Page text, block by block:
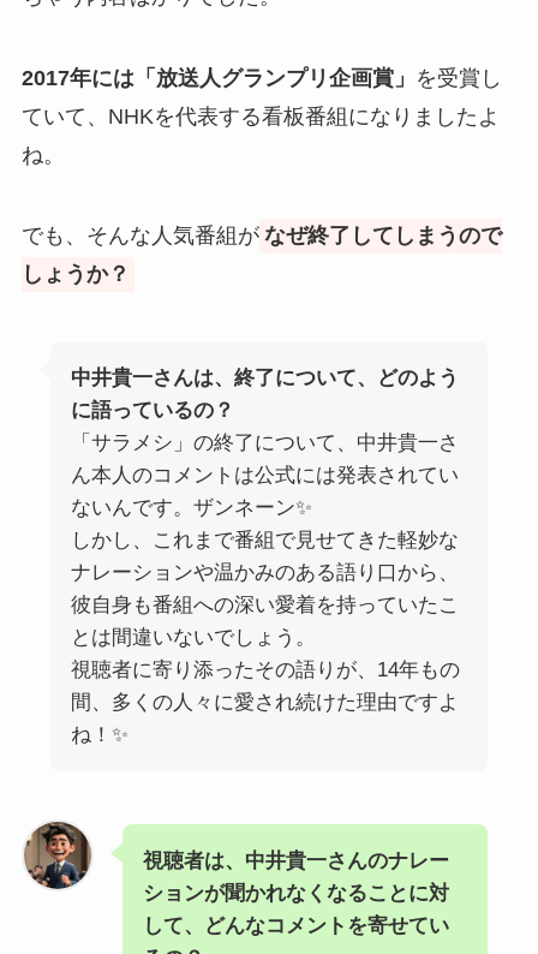
2017年には「放送人グランプリ企画賞」 を受賞し
ていて、NHKを代表する看板番組になりましたよ
ね。
でも、そんな人気番組が なぜ終了してしまうので
しょうか？
中井貴一さんは、終了について、どのよう
に語っているの？
「サラメシ」の終了について、中井貴一さ
ん本人のコメントは公式には発表されてい
ないんです。ザンネーン✨
しかし、これまで番組で見せてきた軽妙な
ナレーションや温かみのある語り口から、
彼自身も番組への深い愛着を持っていたこ
とは間違いないでしょう。
視聴者に寄り添ったその語りが、14年もの
間、多くの人々に愛され続けた理由ですよ
ね！✨
視聴者は、中井貴一さんのナレー
ションが聞かれなくなることに対
して、どんなコメントを寄せてい